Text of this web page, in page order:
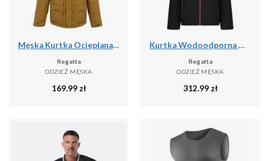
Męska Kurtka Ocieplana Falkner
Regatta
ODZIEŻ MĘSKA
169.99 zł
Kurtka Wodoodporna Męska Ocieplana
Regatta
ODZIEŻ MĘSKA
312.99 zł